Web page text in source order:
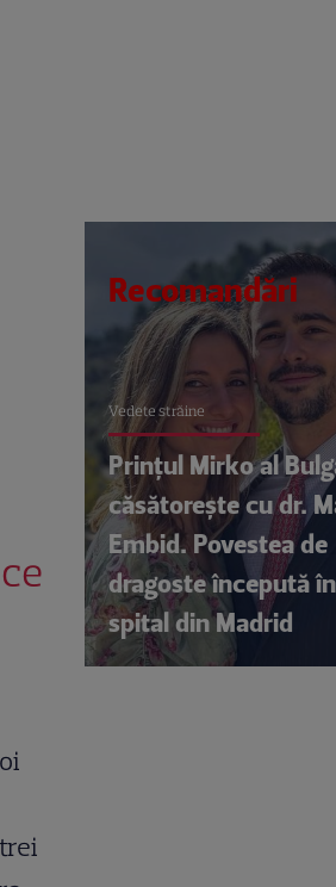
Recomandări
Vedete străine
Prințul Mirko al
căsătorește cu dr.
Embid. Povestea de
dragoste începută
spital din Madrid